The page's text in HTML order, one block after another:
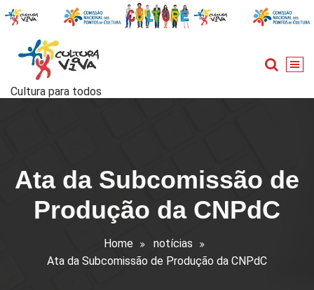
Skip
to
content
Cultura para todos
Ata da Subcomissão de
Produção da CNPdC
Home
notícias
Ata da Subcomissão de Produção da CNPdC